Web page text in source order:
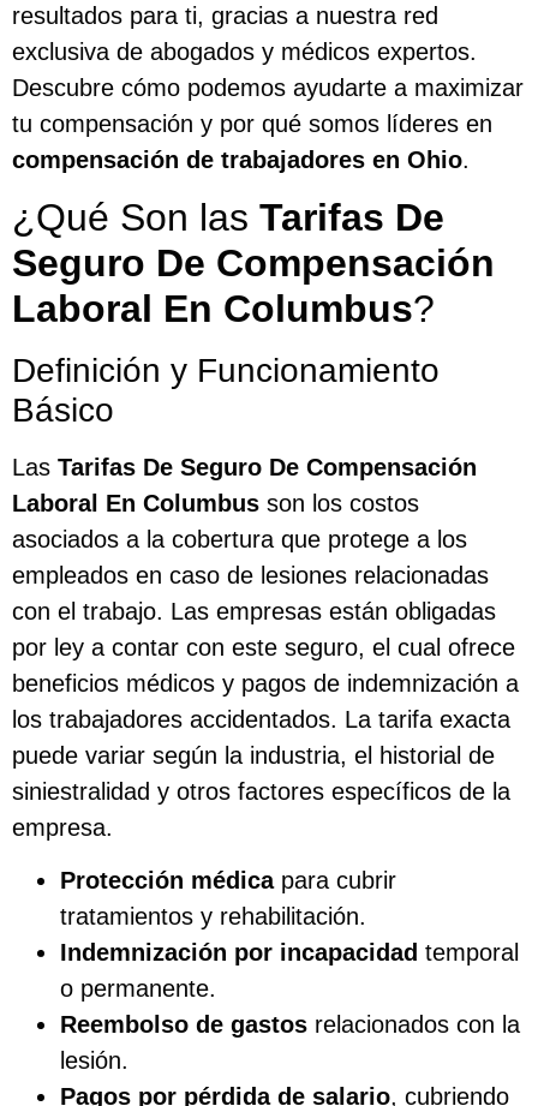
resultados para ti, gracias a nuestra red
exclusiva de abogados y médicos expertos.
Descubre cómo podemos ayudarte a maximizar
tu compensación y por qué somos líderes en
compensación de trabajadores en Ohio.
¿Qué Son las Tarifas De
Seguro De Compensación
Laboral En Columbus?
Definición y Funcionamiento
Básico
Las Tarifas De Seguro De Compensación
Laboral En Columbus son los costos
asociados a la cobertura que protege a los
empleados en caso de lesiones relacionadas
con el trabajo. Las empresas están obligadas
por ley a contar con este seguro, el cual ofrece
beneficios médicos y pagos de indemnización a
los trabajadores accidentados. La tarifa exacta
puede variar según la industria, el historial de
siniestralidad y otros factores específicos de la
empresa.
Protección médicapara cubrir
tratamientos y rehabilitación.
Indemnización por incapacidad temporal
o permanente.
Reembolso de gastos relacionados con la
lesión.
Pagos por pérdida de salario, cubriendo